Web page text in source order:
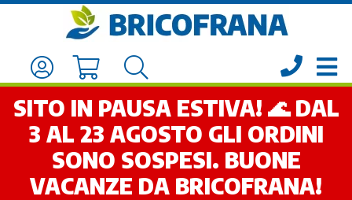
SITO IN PAUSA ESTIVA! 🌊 DAL
3 AL 23 AGOSTO GLI ORDINI
SONO SOSPESI. BUONE
VACANZE DA BRICOFRANA!